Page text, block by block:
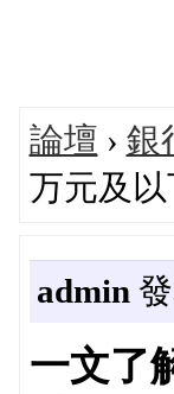
論壇 › 銀
万元及
admin
一文了